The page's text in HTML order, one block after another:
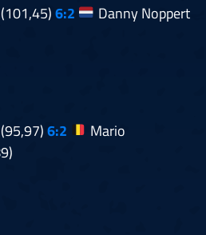
(101,45)6:2
Danny Noppert
(95,97)6:2
Mario